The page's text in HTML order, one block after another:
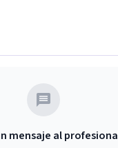
mensaje al